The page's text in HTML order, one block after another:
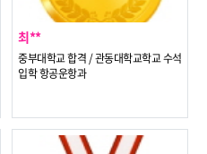
최**
중부대학교 합격 / 관동대학교학교 수석
입학 항공운항과